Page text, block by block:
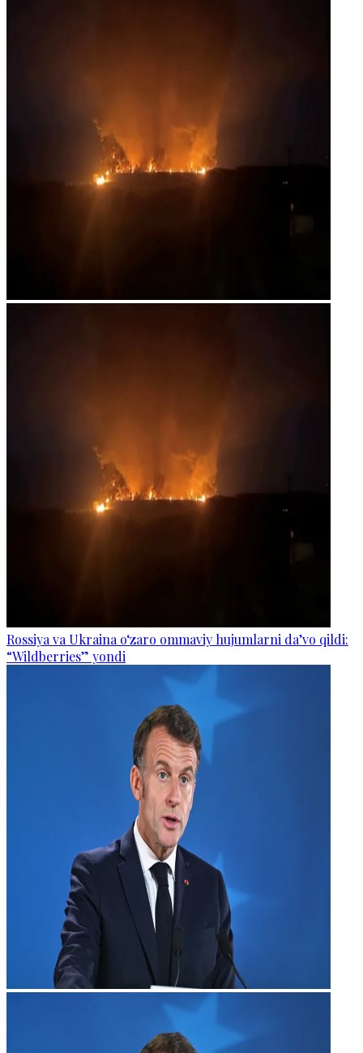
Rossiya va Ukraina o‘zaro ommaviy hujumlarni da’vo qildi:
“Wildberries” yondi